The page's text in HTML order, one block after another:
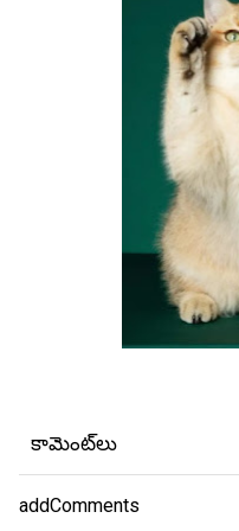
కామెంట్‌లు
addComments